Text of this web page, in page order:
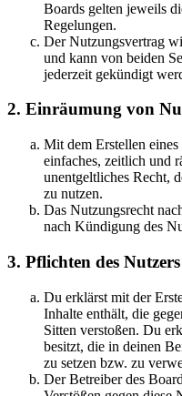
Boards gelten jeweils
Regelungen.
Der Nutzungsvertrag
und kann von beiden
jederzeit gekündigt
2. Einräumung von
Mit dem Erstellen
einfaches, zeitlich und
unentgeltliches Recht,
zu nutzen.
Das Nutzungsrecht
nach Kündigung des
3. Pflichten des Nutzers
Du erklärst mit der
Inhalte enthält, die
Sitten verstoßen. Du
besitzt, die in deinen
zu setzen bzw. zu
Der Betreiber des